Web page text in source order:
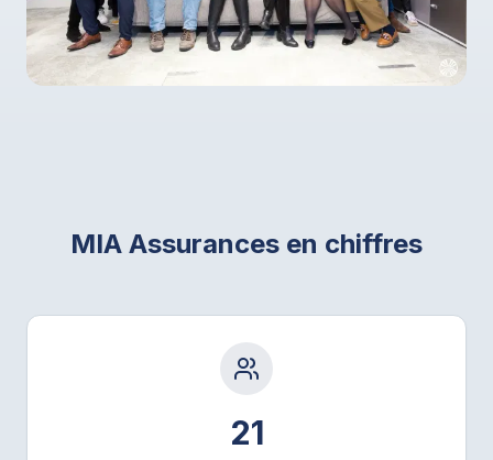
MIA Assurances en chiffres
21